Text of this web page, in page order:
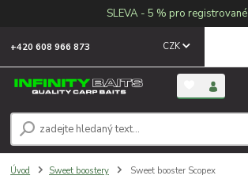
SLEVA - 5 % pro registrované
CZK
+420 608 966 873
Úvod Sweet boostery Sweet booster Scopex